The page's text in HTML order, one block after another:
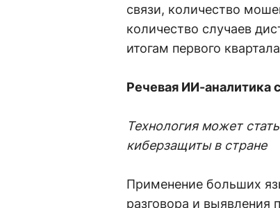
связи, количество
количество случаев
итогам первого
Речевая ИИ-аналитика
Технология может
киберзащиты в стране
Применение больших
разговора и выявления